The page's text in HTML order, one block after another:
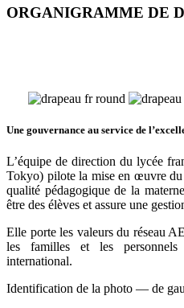
ORGANIGRAMME DE
Une gouvernance au service de
L’équipe de direction du lycée
Tokyo) pilote la mise en œuvre du
qualité pédagogique de la
être des élèves et assure une
Elle porte les valeurs du réseau
les familles et les
international.
Identification de la photo — de